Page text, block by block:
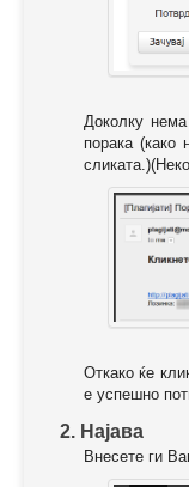
Доколку
порака (како
Откако ќе
е успешно
2. Најава
Внесете ги